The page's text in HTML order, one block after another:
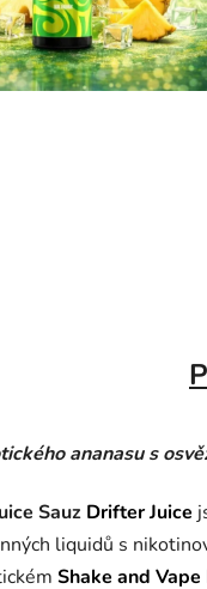
ananasu s
Sauz DrifterJuice
liquidů s
Shake and Vape